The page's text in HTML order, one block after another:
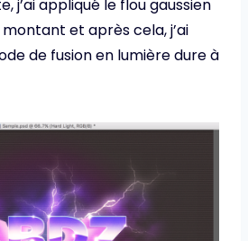
j’ai appliqué le flou gaussien
et après cela, j’ai
de fusion en lumière dure à